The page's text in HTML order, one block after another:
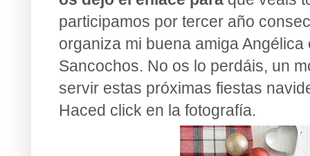
participamos por tercer año
organiza mi buena amiga
Sancochos. No os lo perdáis, un
servir estas próximas fiestas
Haced click en la fotografía.